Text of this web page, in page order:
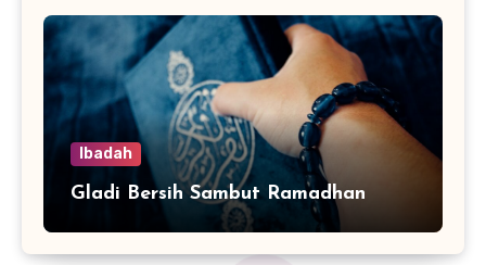
Ibadah
Gladi Bersih Sambut Ramadhan